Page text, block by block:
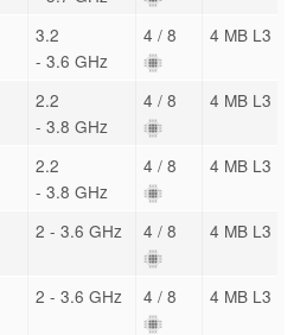
3.2
- 3.6 GHz
4 / 8 4 MB L3
2.2
- 3.8 GHz
4 / 8 4 MB L3
2.2
- 3.8 GHz
4 / 8 4 MB L3
2 - 3.6 GHz 4 / 8 4 MB L3
2 - 3.6 GHz 4 / 8 4 MB L3